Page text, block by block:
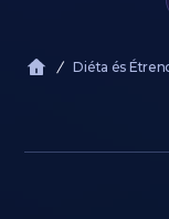
Diéta és